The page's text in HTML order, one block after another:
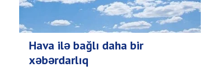
Hava ilə bağlı daha bir
xəbərdarlıq